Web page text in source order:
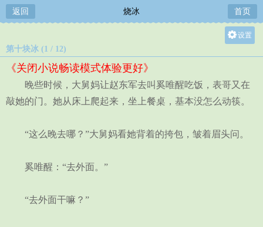
返回 烧冰 首页
设置
中
小
第十块冰 (1 / 12)
《关闭小说畅读模式体验更好》
晚些时候，大舅妈让赵东军去叫奚唯醒吃饭，表哥又在
敲她的门。她从床上爬起来，坐上餐桌，基本没怎么动筷。
“这么晚去哪？”大舅妈看她背着的挎包，皱着眉头问。
奚唯醒：“去外面。”
“去外面干嘛？”